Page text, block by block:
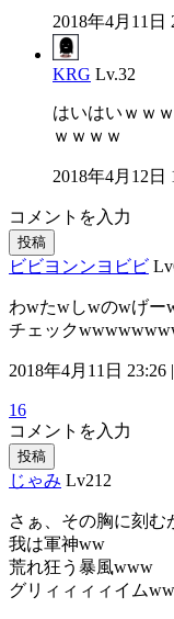
2018年4月11日
KRG Lv.32
はいはいｗｗ
ｗｗｗｗ
2018年4月12日
コメントを入力
投稿
ビビヨンンヨビビ
わwたwしwのwげ
チェック
2018年4月11日 23:26 |
16
コメントを入力
投稿
じゃみ Lv212
さぁ、その胸に刻む
我は軍神ww
荒れ狂う暴風www
グリィィィィイム